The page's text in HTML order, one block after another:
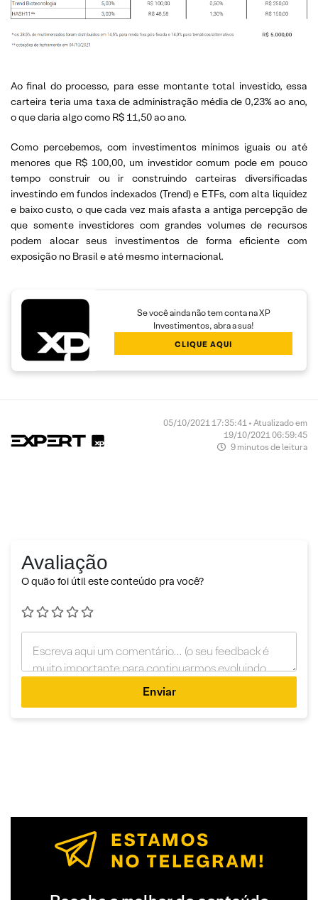
Ao final do processo, para esse montante total investido, essa
carteira teria uma taxa de administração média de 0,23% ao ano,
o que daria algo como R$ 11,50 ao ano.
Como percebemos, com investimentos mínimos iguais ou até
menores que R$ 100,00, um investidor comum pode em pouco
tempo construir ou ir construindo carteiras diversificadas
investindo em fundos indexados (Trend) e ETFs, com alta liquidez
e baixo custo, o que cada vez mais afasta a antiga percepção de
que somente investidores com grandes volumes de recursos
podem alocar seus investimentos de forma eficiente com
exposição no Brasil e até mesmo internacional.
Se você ainda não tem conta na XP
Investimentos, abra a sua!
CLIQUE AQUI
05/10/2021 17:35:41 • Atualizado em
19/10/2021 06:59:45
9 minutos de leitura
Avaliação
O quão foi útil este conteúdo pra você?
Enviar